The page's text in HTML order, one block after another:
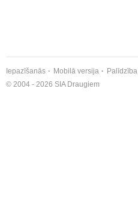
Iepazīšanās Mobilā versija Palīdzība
© 2004 - 2026 SIA Draugiem